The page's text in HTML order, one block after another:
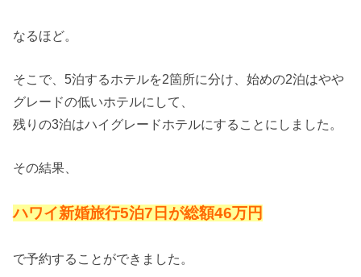
なるほど。
そこで、5泊するホテルを2箇所に分け、始めの2泊はやや
グレードの低いホテルにして、
残りの3泊はハイグレードホテルにすることにしました。
その結果、
ハワイ新婚旅行5泊7日が総額46万円
で予約することができました。